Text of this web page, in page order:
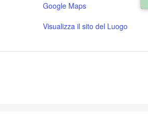
Google Maps
Visualizza il sito del Luogo